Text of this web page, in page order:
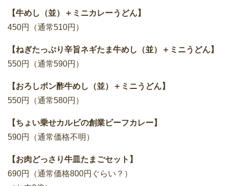
【牛めし（並）＋ミニカレーうどん】
450円（通常510円）
【ねぎたっぷり辛旨ネギたま牛めし（並）＋ミニうどん】
550円（通常590円）
【おろしポン酢牛めし（並）＋ミニうどん】
550円（通常580円）
【ちょい乗せカルビの創業ビーフカレー】
590円（通常価格不明）
【お肉どっさり牛皿たまごセット】
690円（通常価格800円ぐらい？）